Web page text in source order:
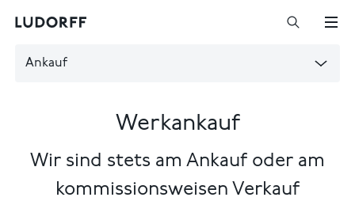
Ankauf
Werkankauf
Wir sind stets am Ankauf oder am
kommissionsweisen Verkauf